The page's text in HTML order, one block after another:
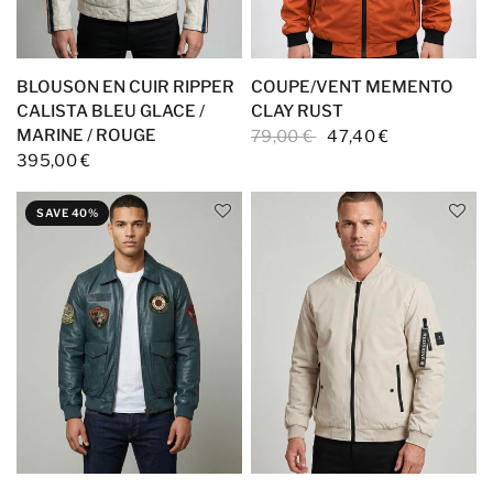
BLOUSON EN CUIR RIPPER
CALISTA BLEU GLACE /
MARINE / ROUGE
395,00 €
COUPE/VENT MEMENTO
CLAY RUST
79,00 € 47,40 €
SAVE 40%